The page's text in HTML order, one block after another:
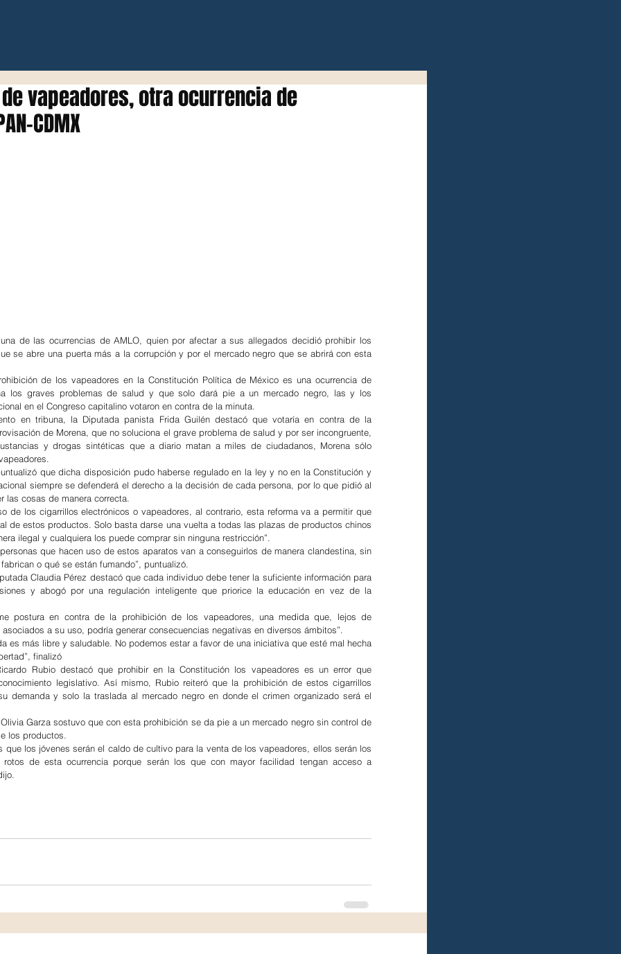
vapeadores, otra ocurrencia de
CDMX
de las ocurrencias de AMLO, quien por afectar a sus allegados decidió prohibir los
se abre una puerta más a la corrupción y por el mercado negro que se abrirá con esta
de los vapeadores en la Constitución Política de México es una ocurrencia de
los graves problemas de salud y que solo dará pie a un mercado negro, las y los
en el Congreso capitalino votaron en contra de la minuta.
en tribuna, la Diputada panista Frida Guilén destacó que votaría en contra de la
de Morena, que no soluciona el grave problema de salud y por ser incongruente,
y drogas sintéticas que a diario matan a miles de ciudadanos, Morena sólo
que dicha disposición pudo haberse regulado en la ley y no en la Constitución y
siempre se defenderá el derecho a la decisión de cada persona, por lo que pidió al
las cosas de manera correcta.
de los cigarrillos electrónicos o vapeadores, al contrario, esta reforma va a permitir que
de estos productos. Solo basta darse una vuelta a todas las plazas de productos chinos
ilegal y cualquiera los puede comprar sin ninguna restricción”.
que hacen uso de estos aparatos van a conseguirlos de manera clandestina, sin
o qué se están fumando”, puntualizó.
Claudia Pérez destacó que cada individuo debe tener la suficiente información para
y abogó por una regulación inteligente que priorice la educación en vez de la
postura en contra de la prohibición de los vapeadores, una medida que, lejos de
a su uso, podría generar consecuencias negativas en diversos ámbitos”.
es más libre y saludable. No podemos estar a favor de una iniciativa que esté mal hecha
finalizó
Rubio destacó que prohibir en la Constitución los vapeadores es un error que
legislativo. Así mismo, Rubio reiteró que la prohibición de estos cigarrillos
demanda y solo la traslada al mercado negro en donde el crimen organizado será el
Garza sostuvo que con esta prohibición se da pie a un mercado negro sin control de
los productos.
que los jóvenes serán el caldo de cultivo para la venta de los vapeadores, ellos serán los
de esta ocurrencia porque serán los que con mayor facilidad tengan acceso a